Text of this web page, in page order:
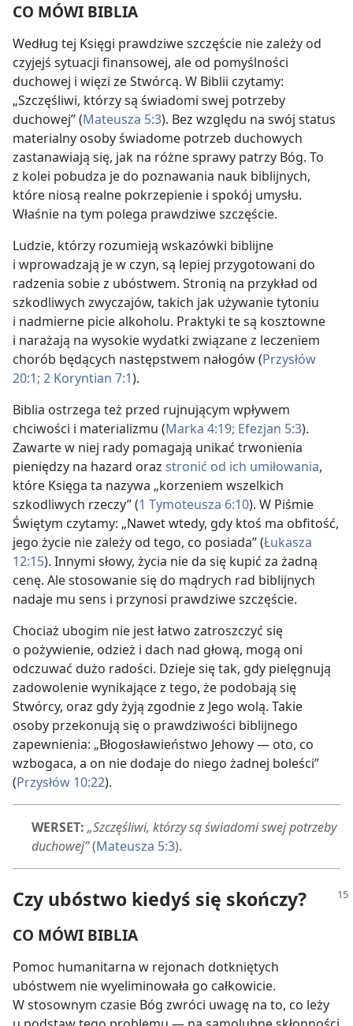
CO MÓWI BIBLIA
Według tej Księgi prawdziwe szczęście nie zależy od
czyjejś sytuacji finansowej, ale od pomyślności
duchowej i więzi ze Stwórcą. W Biblii czytamy:
„Szczęśliwi, którzy są świadomi swej potrzeby
duchowej” (Mateusza 5:3). Bez względu na swój status
materialny osoby świadome potrzeb duchowych
zastanawiają się, jak na różne sprawy patrzy Bóg. To
z kolei pobudza je do poznawania nauk biblijnych,
które niosą realne pokrzepienie i spokój umysłu.
Właśnie na tym polega prawdziwe szczęście.
Ludzie, którzy rozumieją wskazówki biblijne
i wprowadzają je w czyn, są lepiej przygotowani do
radzenia sobie z ubóstwem. Stronią na przykład od
szkodliwych zwyczajów, takich jak używanie tytoniu
i nadmierne picie alkoholu. Praktyki te są kosztowne
i narażają na wysokie wydatki związane z leczeniem
chorób będących następstwem nałogów (Przysłów
20:1; 2 Koryntian 7:1).
Biblia ostrzega też przed rujnującym wpływem
chciwości i materializmu (Marka 4:19; Efezjan 5:3).
Zawarte w niej rady pomagają unikać trwonienia
pieniędzy na hazard oraz stronić od ich umiłowania,
które Księga ta nazywa „korzeniem wszelkich
szkodliwych rzeczy” (1 Tymoteusza 6:10). W Piśmie
Świętym czytamy: „Nawet wtedy, gdy ktoś ma obfitość,
jego życie nie zależy od tego, co posiada” (Łukasza
12:15). Innymi słowy, życia nie da się kupić za żadną
cenę. Ale stosowanie się do mądrych rad biblijnych
nadaje mu sens i przynosi prawdziwe szczęście.
Chociaż ubogim nie jest łatwo zatroszczyć się
o pożywienie, odzież i dach nad głową, mogą oni
odczuwać dużo radości. Dzieje się tak, gdy pielęgnują
zadowolenie wynikające z tego, że podobają się
Stwórcy, oraz gdy żyją zgodnie z Jego wolą. Takie
osoby przekonują się o prawdziwości biblijnego
zapewnienia: „Błogosławieństwo Jehowy — oto, co
wzbogaca, a on nie dodaje do niego żadnej boleści”
(Przysłów 10:22).
WERSET: „Szczęśliwi, którzy są świadomi swej potrzeby
duchowej”(Mateusza 5:3).
Czy ubóstwo kiedyś się skończy?
CO MÓWI BIBLIA
Pomoc humanitarna w rejonach dotkniętych
ubóstwem nie wyeliminowała go całkowicie.
W stosownym czasie Bóg zwróci uwagę na to, co leży